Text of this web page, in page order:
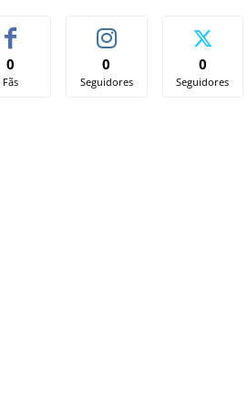
0
Fãs
0
Seguidores
0
Seguidores